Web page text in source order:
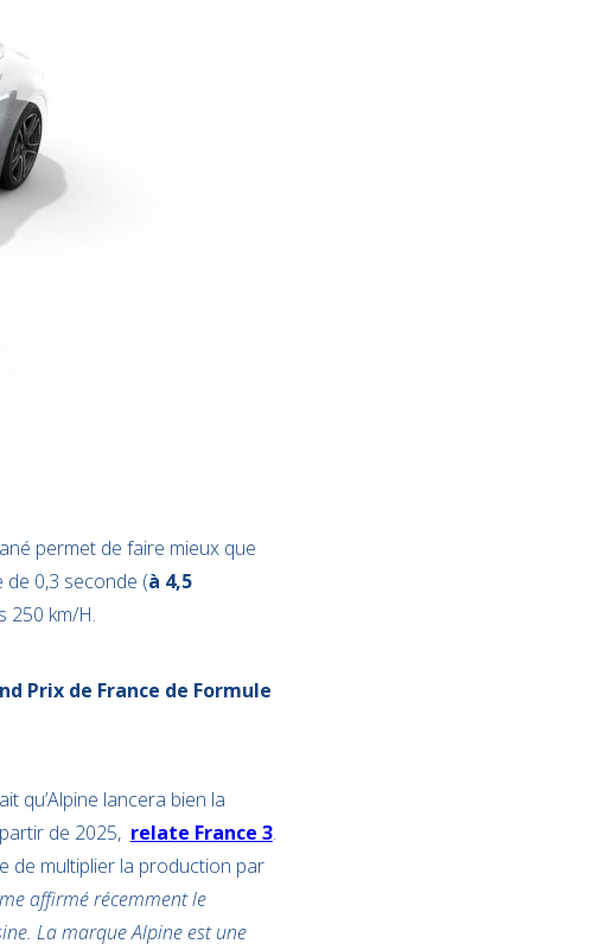
permet de faire mieux que
de 0,3 seconde (à 4,5
250 km/H.
Prix de France de Formule
qu’Alpine lancera bien la
de 2025, relate France 3.
de multiplier la production par
affirmé récemment le
La marque Alpine est une